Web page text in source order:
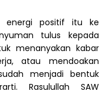
energi positif itu ke
tulus kepada
menanyakan kabar
atau mendoakan
menjadi bentuk
Rasulullah SAW